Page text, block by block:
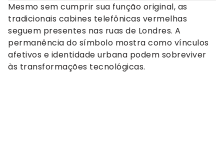
Mesmo sem cumprir sua função original, as
tradicionais cabines telefônicas vermelhas
seguem presentes nas ruas de Londres. A
permanência do símbolo mostra como vínculos
afetivos e identidade urbana podem sobreviver
às transformações tecnológicas.